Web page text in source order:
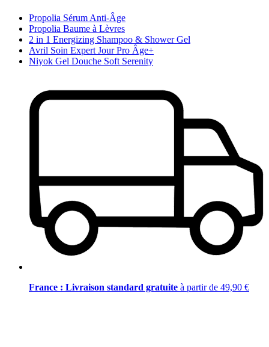
Propolia Sérum Anti-Âge
Propolia Baume à Lèvres
2 in 1 Energizing Shampoo & Shower Gel
Avril Soin Expert Jour Pro Âge+
Niyok Gel Douche Soft Serenity
France : Livraison standard gratuite à partir de 49,90 €